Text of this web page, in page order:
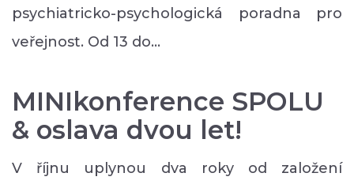
psychiatricko-psychologická poradna pro
veřejnost. Od 13 do…
MINIkonference SPOLU
& oslava dvou let!
V říjnu uplynou dva roky od založení